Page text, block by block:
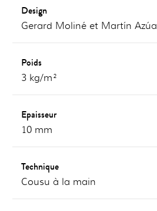
Design
Gerard Moliné et Martín Azúa
Poids
3 kg/m²
Epaisseur
10 mm
Technique
Cousu à la main